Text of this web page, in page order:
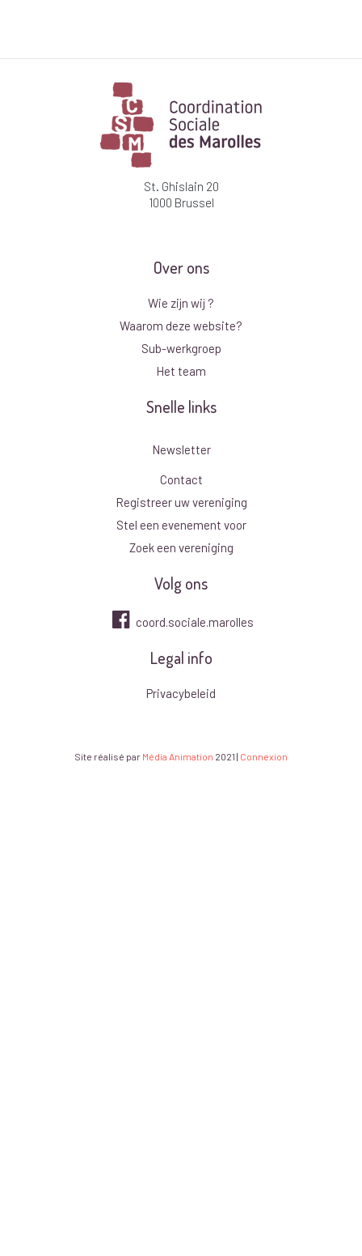
St. Ghislain 20
1000 Brussel
Over ons
Wie zijn wij ?
Waarom deze website?
Sub-werkgroep
Het team
Snelle links
Newsletter
Contact
Registreer uw vereniging
Stel een evenement voor
Zoek een vereniging
Volg ons
coord.sociale.marolles
Legal info
Privacybeleid
Site réalisé par Média Animation 2021 | Connexion